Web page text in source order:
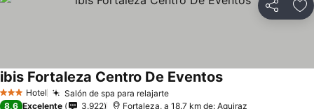
Compartir
3 Estrellas
Hotel Salón de spa para relajarteVer precios
ibis Fortaleza Centro De EventosVer precios
8,6 Excelente 3.922 Fortaleza, a 18.7 km de: Aquiraz